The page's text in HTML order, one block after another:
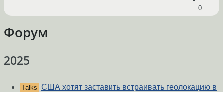
0
Форум
2025
Talks США хотят заставить встраивать геолокацию в